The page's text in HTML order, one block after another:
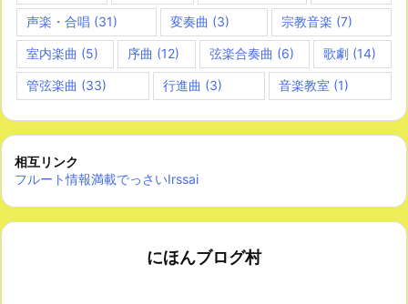
声楽・合唱 (31) 変奏曲 (3) 宗教音楽 (7)
室内楽曲 (5) 序曲 (12) 弦楽合奏曲 (6) 歌劇(14)
管弦楽曲 (33) 行進曲 (3) 音楽教室 (1)
相互リンク
フルート情報満載でっさいIrssai
にほんブログ村